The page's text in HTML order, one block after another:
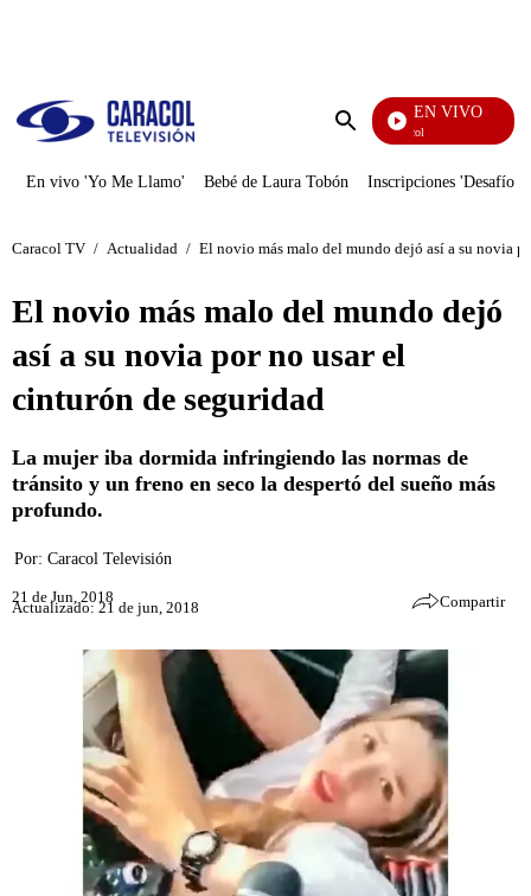
Enviar
EN VIVO
Noticias Caracol
En vivo 'Yo Me Llamo' Bebé de Laura Tobón Inscripciones 'Desafío'
Caracol TV / Actualidad / El novio más malo del mundo dejó así a su novia
El novio más malo del mundo dejó
así a su novia por no usar el
cinturón de seguridad
La mujer iba dormida infringiendo las normas de
tránsito y un freno en seco la despertó del sueño más
profundo.
Por: Caracol Televisión
21 de Jun, 2018
Actualizado: 21 de jun, 2018 Compartir